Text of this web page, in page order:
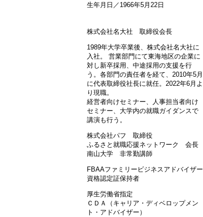
生年月日／1966年5月22日
株式会社名大社 取締役会長
1989年大学卒業後、株式会社名大社に
入社。 営業部門にて東海地区の企業に
対し新卒採用、中途採用の支援を行
う。各部門の責任者を経て、2010年5月
に代表取締役社長に就任。2022年6月よ
り現職。
経営者向けセミナー、人事担当者向け
セミナー、大学内の就職ガイダンスで
講演も行う。
株式会社パフ 取締役
ふるさと就職応援ネットワーク 会長
南山大学 非常勤講師
FBAAファミリービジネスアドバイザー
資格認定証保持者
厚生労働省指定
ＣＤＡ（キャリア・ディベロップメン
ト・アドバイザー）